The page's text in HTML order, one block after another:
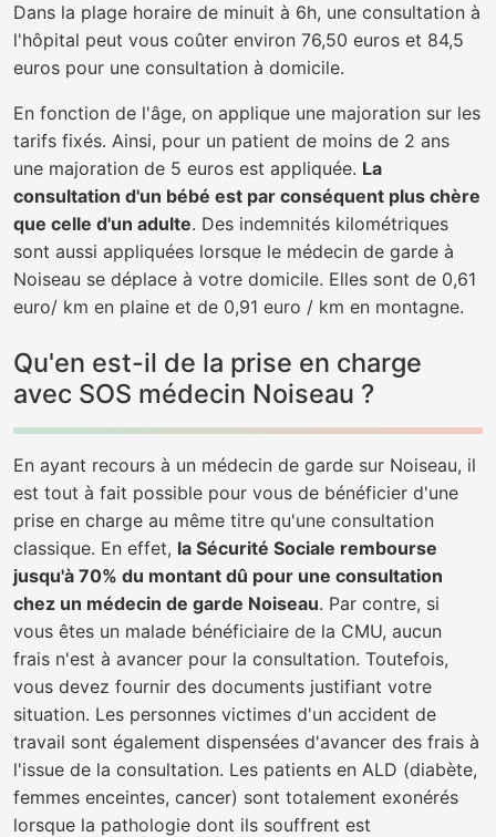
Dans la plage horaire de minuit à 6h, une consultation à
l'hôpital peut vous coûter environ 76,50 euros et 84,5
euros pour une consultation à domicile.
En fonction de l'âge, on applique une majoration sur les
tarifs fixés. Ainsi, pour un patient de moins de 2 ans
une majoration de 5 euros est appliquée. La
consultation d'un bébé est par conséquent plus chère
que celle d'un adulte. Des indemnités kilométriques
sont aussi appliquées lorsque le médecin de garde à
Noiseau se déplace à votre domicile. Elles sont de 0,61
euro/ km en plaine et de 0,91 euro / km en montagne.
Qu'en est-il de la prise en charge
avec SOS médecin Noiseau ?
En ayant recours à un médecin de garde sur Noiseau, il
est tout à fait possible pour vous de bénéficier d'une
prise en charge au même titre qu'une consultation
classique. En effet, la Sécurité Sociale rembourse
jusqu'à 70% du montant dû pour une consultation
chez un médecin de garde Noiseau. Par contre, si
vous êtes un malade bénéficiaire de la CMU, aucun
frais n'est à avancer pour la consultation. Toutefois,
vous devez fournir des documents justifiant votre
situation. Les personnes victimes d'un accident de
travail sont également dispensées d'avancer des frais à
l'issue de la consultation. Les patients en ALD (diabète,
femmes enceintes, cancer) sont totalement exonérés
lorsque la pathologie dont ils souffrent est